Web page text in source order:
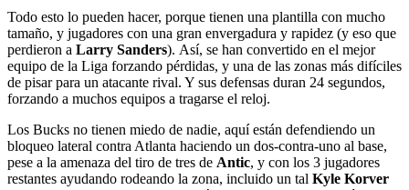
Todo esto lo pueden hacer, porque tienen una plantilla con mucho
tamaño, y jugadores con una gran envergadura y rapidez (y eso que
perdieron a Larry Sanders). Así, se han convertido en el mejor
equipo de la Liga forzando pérdidas, y una de las zonas más difíciles
de pisar para un atacante rival. Y sus defensas duran 24 segundos,
forzando a muchos equipos a tragarse el reloj.
Los Bucks no tienen miedo de nadie, aquí están defendiendo un
bloqueo lateral contra Atlanta haciendo un dos-contra-uno al base,
pese a la amenaza del tiro de tres de Antic, y con los 3 jugadores
restantes ayudando rodeando la zona, incluido un tal Kyle Korver